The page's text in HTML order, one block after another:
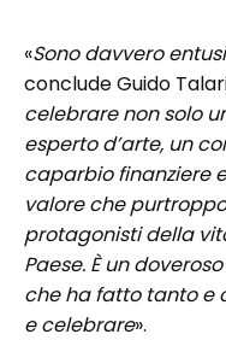
«Sono davvero
conclude Guido
celebrare non solo
esperto d’arte, un
caparbio finanziere
valore che
protagonisti della
Paese. È un
che ha fatto tanto e
e celebrare».